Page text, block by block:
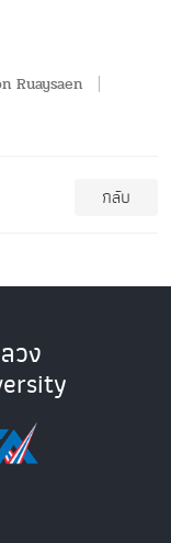
Ruaysaen
กลับ
วง